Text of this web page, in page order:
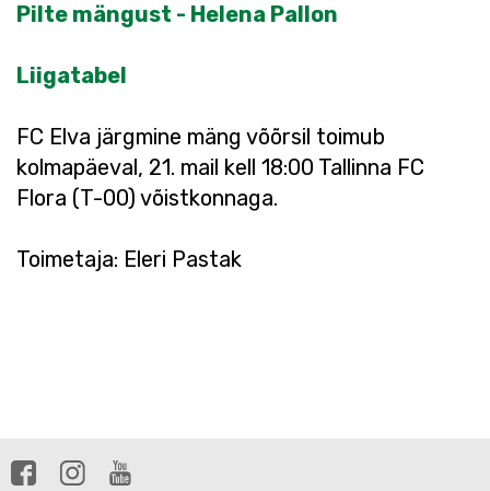
Pilte mängust - Helena Pallon
Liigatabel
FC Elva järgmine mäng võõrsil toimub
kolmapäeval, 21. mail kell 18:00 Tallinna FC
Flora (T-00) võistkonnaga.
Toimetaja: Eleri Pastak